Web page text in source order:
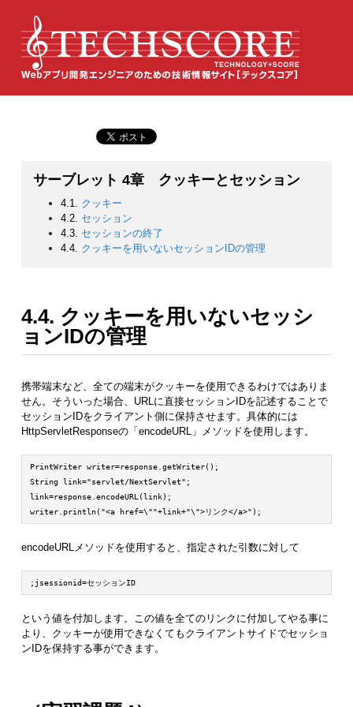
サーブレット 4章 クッキーとセッション
4.1. クッキー
4.2. セッション
4.3. セッションの終了
4.4. クッキーを用いないセッションIDの管理
4.4. クッキーを用いないセッシ
ョンIDの管理
携帯端末など、全ての端末がクッキーを使用できるわけではありま
せん。そういった場合、URLに直接セッションIDを記述することで
セッションIDをクライアント側に保持させます。具体的には
HttpServletResponseの「encodeURL」メソッドを使用します。
PrintWriter writer=response.getWriter();
String link="servlet/NextServlet";
link=response.encodeURL(link);
writer.println("<a href=\""+link+"\">リンク</a>");
encodeURLメソッドを使用すると、指定された引数に対して
;jsessionid=セッションID
という値を付加します。この値を全てのリンクに付加してやる事に
より、クッキーが使用できなくてもクライアントサイドでセッショ
ンIDを保持する事ができます。